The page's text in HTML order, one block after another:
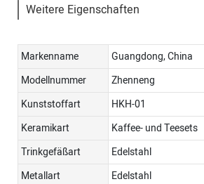
Weitere Eigenschaften
Markenname
Guangdong, China
Modellnummer
Zhenneng
Kunststoffart
HKH-01
Keramikart
Kaffee- und Teesets
Trinkgefäßart
Edelstahl
Metallart
Edelstahl